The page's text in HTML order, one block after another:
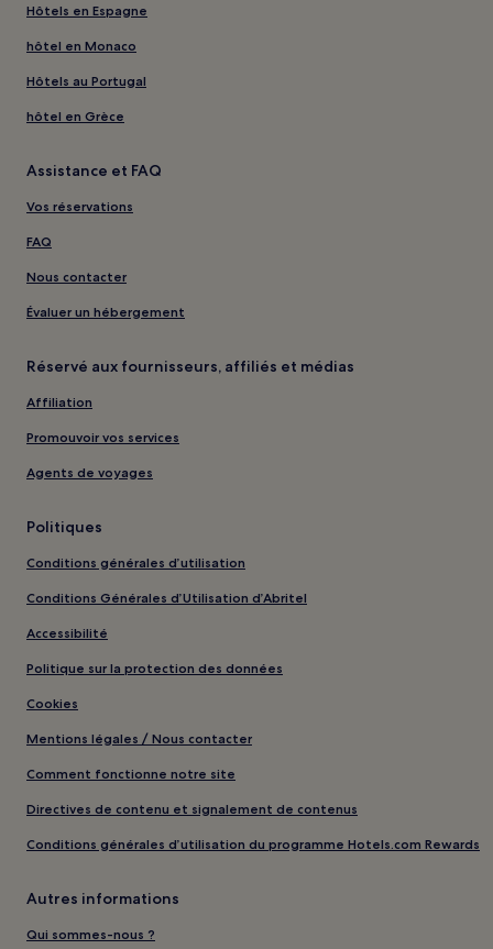
Hôtels en Espagne
hôtel en Monaco
Hôtels au Portugal
hôtel en Grèce
Assistance et FAQ
Vos réservations
FAQ
Nous contacter
Évaluer un hébergement
Réservé aux fournisseurs, affiliés et médias
Affiliation
Promouvoir vos services
Agents de voyages
Politiques
Conditions générales d’utilisation
Conditions Générales d’Utilisation d’Abritel
Accessibilité
Politique sur la protection des données
Cookies
Mentions légales / Nous contacter
Comment fonctionne notre site
Directives de contenu et signalement de contenus
Conditions générales d’utilisation du programme Hotels.com Rewards
Autres informations
Qui sommes-nous ?